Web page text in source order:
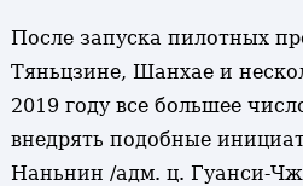
После запуска пилотных
Тяньцзине, Шанхае и
2019 году все большее
внедрять подобные
Наньнин /адм. ц. Гуанси-